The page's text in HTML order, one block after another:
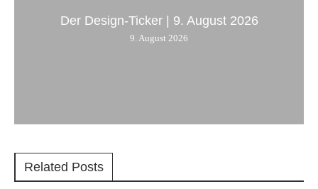
Der Design-Ticker | 9. August 2026
9. August 2026
Related Posts